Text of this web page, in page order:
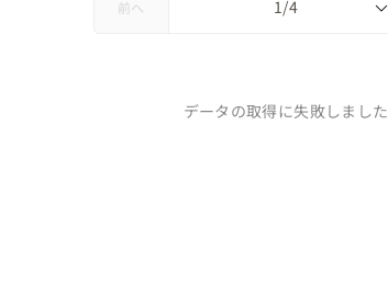
前へ
データの取得に失敗しました